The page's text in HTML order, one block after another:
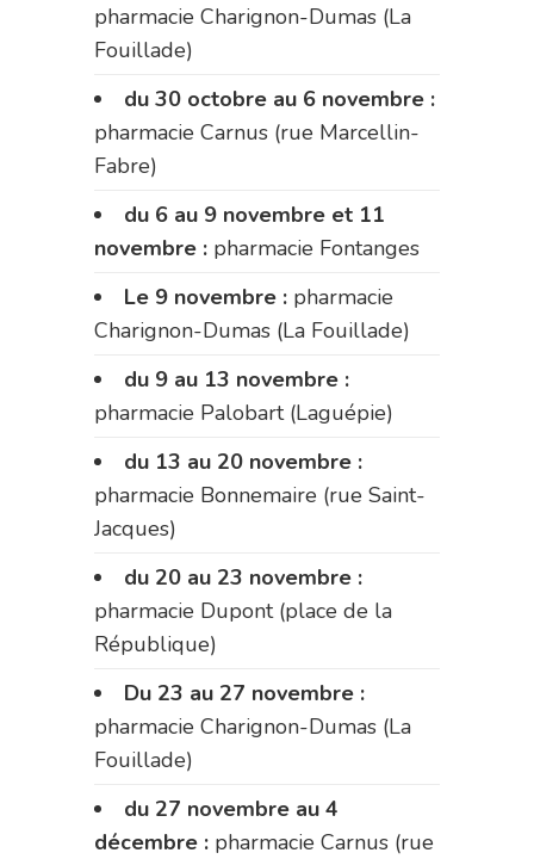
pharmacie Charignon-Dumas (La
Fouillade)
du 30 octobre au 6 novembre :
pharmacie Carnus (rue Marcellin-
Fabre)
du 6 au 9 novembre et 11
novembre : pharmacie Fontanges
Le 9 novembre : pharmacie
Charignon-Dumas (La Fouillade)
du 9 au 13 novembre :
pharmacie Palobart (Laguépie)
du 13 au 20 novembre :
pharmacie Bonnemaire (rue Saint-
Jacques)
du 20 au 23 novembre :
pharmacie Dupont (place de la
République)
Du 23 au 27 novembre :
pharmacie Charignon-Dumas (La
Fouillade)
du 27 novembre au 4
décembre : pharmacie Carnus (rue